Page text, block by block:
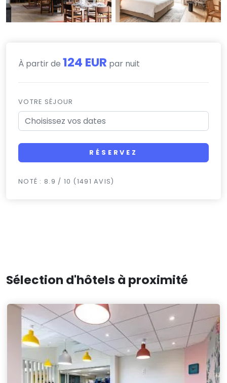
À partir de 124 EUR par nuit
VOTRE SÉJOUR
RÉSERVEZ
NOTÉ : 8.9 / 10 (1491 AVIS)
Sélection d'hôtels à proximité